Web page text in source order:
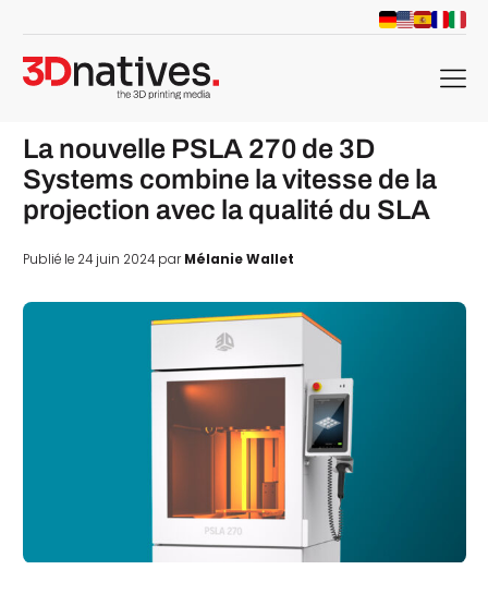
menu
La nouvelle PSLA 270 de 3D
Systems combine la vitesse de la
projection avec la qualité du SLA
Publié le 24 juin 2024 parMélanie Wallet